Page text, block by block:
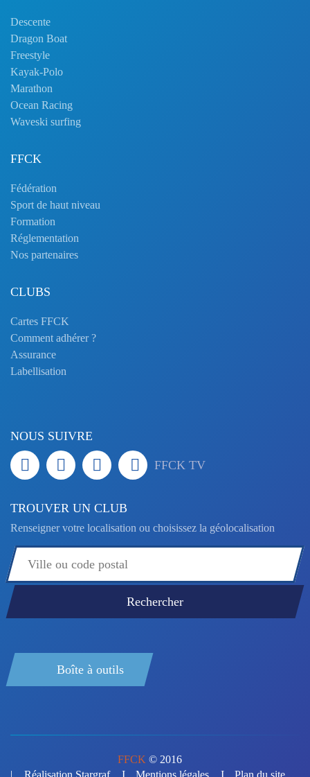
Descente
Dragon Boat
Freestyle
Kayak-Polo
Marathon
Ocean Racing
Waveski surfing
FFCK
Fédération
Sport de haut niveau
Formation
Réglementation
Nos partenaires
CLUBS
Cartes FFCK
Comment adhérer ?
Assurance
Labellisation
NOUS SUIVRE
FFCK TV
TROUVER UN CLUB
Renseigner votre localisation ou choisissez la géolocalisation
Boîte à outils
FFCK © 2016
Réalisation Stargraf
Mentions légales Plan du site